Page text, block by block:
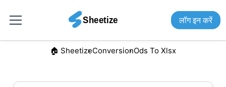
लॉग इन करें
🏠︎ SheetizeConversionOds To Xlsx